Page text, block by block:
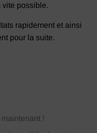
vite possible.
rapidement et ainsi
pour la suite.
!